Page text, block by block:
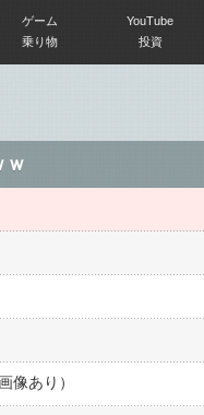
ゲーム YouTube
乗り物 投資
ｗ
像あり）